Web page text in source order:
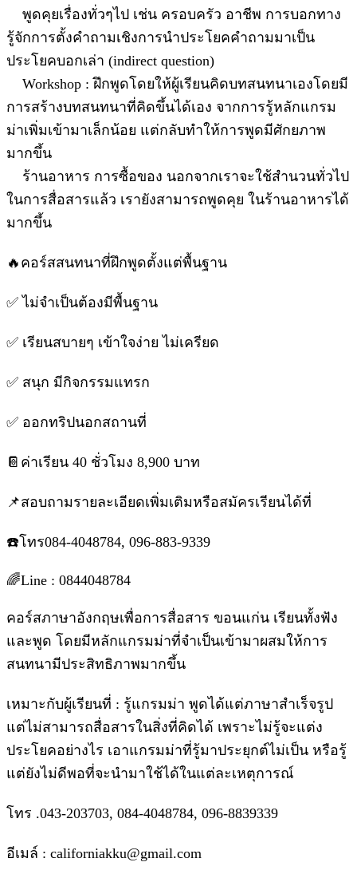
พูดคุยเรื่องทั่วๆไป เช่น ครอบครัว อาชีพ การบอกทาง
รู้จักการตั้งคำถามเชิงการนำประโยคคำถามมาเป็น
ประโยคบอกเล่า (indirect question)
Workshop : ฝึกพูดโดยให้ผู้เรียนคิดบทสนทนาเองโดยมี
การสร้างบทสนทนาที่คิดขึ้นได้เอง จากการรู้หลักแกรม
ม่าเพิ่มเข้ามาเล็กน้อย แต่กลับทำให้การพูดมีศักยภาพ
มากขึ้น
ร้านอาหาร การซื้อของ นอกจากเราจะใช้สำนวนทั่วไป
ในการสื่อสารแล้ว เรายังสามารถพูดคุย ในร้านอาหารได้
มากขึ้น
🔥คอร์สสนทนาที่ฝึกพูดตั้งแต่พื้นฐาน
✅ ไม่จำเป็นต้องมีพื้นฐาน
✅ เรียนสบายๆ เข้าใจง่าย ไม่เครียด
✅ สนุก มีกิจกรรมแทรก
✅ ออกทริปนอกสถานที่
📔ค่าเรียน 40 ชั่วโมง 8,900 บาท
📌สอบถามรายละเอียดเพิ่มเติมหรือสมัครเรียนได้ที่
☎️โทร084-4048784, 096-883-9339
🌈Line : 0844048784
คอร์สภาษาอังกฤษเพื่อการสื่อสาร ขอนแก่น เรียนทั้งฟัง
และพูด โดยมีหลักแกรมม่าที่จำเป็นเข้ามาผสมให้การ
สนทนามีประสิทธิภาพมากขึ้น
เหมาะกับผู้เรียนที่ : รู้แกรมม่า พูดได้แต่ภาษาสำเร็จรูป
แต่ไม่สามารถสื่อสารในสิ่งที่คิดได้ เพราะไม่รู้จะแต่ง
ประโยคอย่างไร เอาแกรมม่าที่รู้มาประยุกต์ไม่เป็น หรือรู้
แต่ยังไม่ดีพอที่จะนำมาใช้ได้ในแต่ละเหตุการณ์
โทร .043-203703, 084-4048784, 096-8839339
อีเมล์ : californiakku@gmail.com